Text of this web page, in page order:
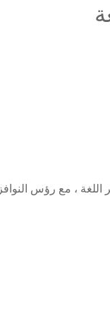
اللغة ، مع رؤس النوافز